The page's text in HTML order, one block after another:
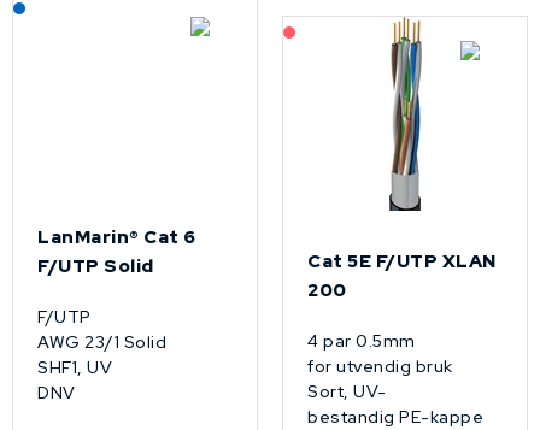
LanMarin® Cat 6
F/UTP Solid
F/UTP
AWG 23/1 Solid
SHF1, UV
DNV
På forespørsel
Cat 5E F/UTP XLAN
200
4 par 0.5mm
for utvendig bruk
Sort, UV-
bestandig PE-kappe